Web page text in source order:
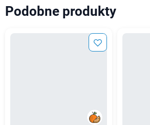
Podobne produkty